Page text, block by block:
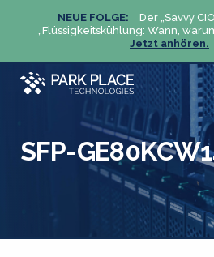
NEUE FOLGE:
Der „Savvy
„Flüssigkeitskühlung: Wann,
Jetzt anhören.
SFP-